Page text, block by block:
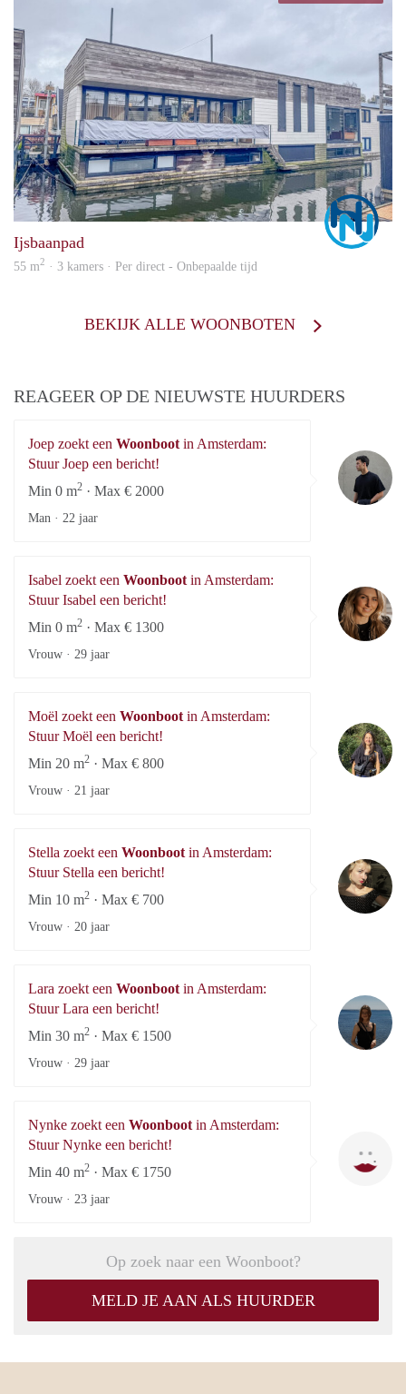
Ijsbaanpad
55 m2 · 3 kamers · Per direct - Onbepaalde tijd
BEKIJK ALLE WOONBOTEN
REAGEER OP DE NIEUWSTE HUURDERS
Joep zoekt een Woonboot in Amsterdam:
Stuur Joep een bericht!
Min 0 m2 · Max € 2000
Man · 22 jaar
Isabel zoekt een Woonboot in Amsterdam:
Stuur Isabel een bericht!
Min 0 m2 · Max € 1300
Vrouw · 29 jaar
Moël zoekt een Woonboot in Amsterdam:
Stuur Moël een bericht!
Min 20 m2 · Max € 800
Vrouw · 21 jaar
Stella zoekt een Woonboot in Amsterdam:
Stuur Stella een bericht!
Min 10 m2 · Max € 700
Vrouw · 20 jaar
Lara zoekt een Woonboot in Amsterdam:
Stuur Lara een bericht!
Min 30 m2 · Max € 1500
Vrouw · 29 jaar
Nynke zoekt een Woonboot in Amsterdam:
Stuur Nynke een bericht!
Min 40 m2 · Max € 1750
Vrouw · 23 jaar
Op zoek naar een Woonboot?
MELD JE AAN ALS HUURDER